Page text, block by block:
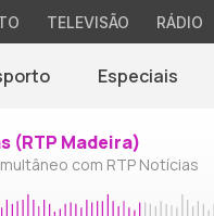
TELEVISÃO RÁDIO
Especiais
(RTP Madeira)
com RTP Notícias